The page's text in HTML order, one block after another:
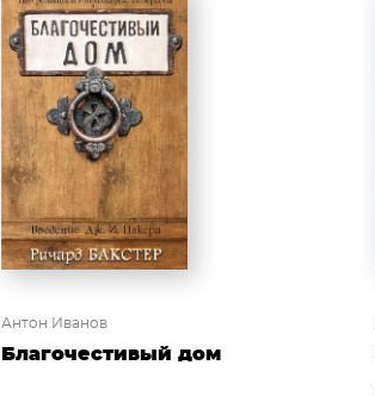
Антон Иванов
Благочестивый дом